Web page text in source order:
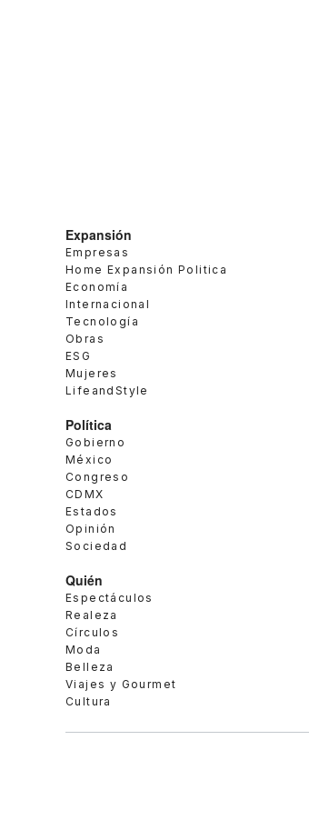
Expansión
Empresas
Home Expansión Politica
Economía
Internacional
Tecnología
Obras
ESG
Mujeres
LifeandStyle
Política
Gobierno
México
Congreso
CDMX
Estados
Opinión
Sociedad
Quién
Espectáculos
Realeza
Círculos
Moda
Belleza
Viajes y Gourmet
Cultura